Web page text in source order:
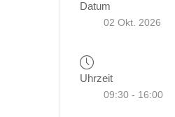
Datum
02 Okt. 2026
Uhrzeit
09:30 - 16:00